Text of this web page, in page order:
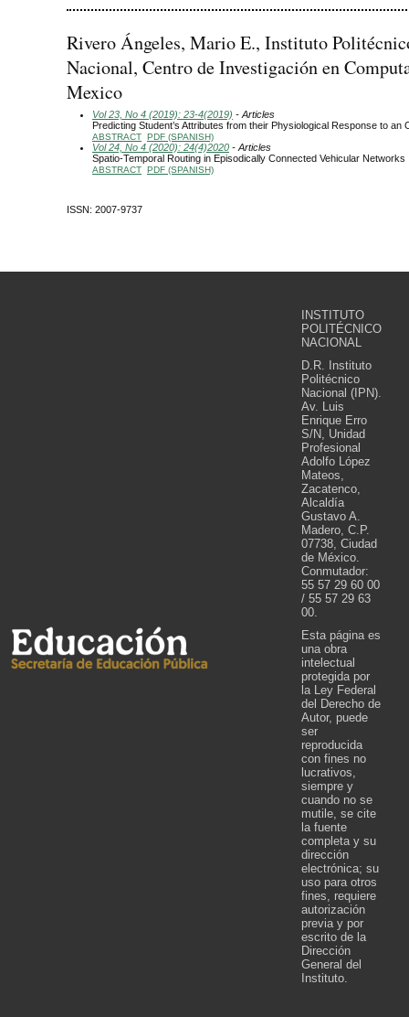
Rivero Ángeles, Mario E., Instituto
Nacional, Centro de Investigación en
Mexico
Vol 23, No 4 (2019): 23-4(2019) - Articles
Predicting Student’s Attributes from their Physiological Response to an
ABSTRACT PDF (SPANISH)
Vol 24, No 4 (2020): 24(4)2020 - Articles
Spatio-Temporal Routing in Episodically Connected Vehicular Networks
ABSTRACT PDF (SPANISH)
ISSN: 2007-9737
INSTITUTO
POLITÉCNICO
NACIONAL
D.R. Instituto
Politécnico
Nacional (IPN).
Av. Luis
Enrique Erro
S/N, Unidad
Profesional
Adolfo López
Mateos,
Zacatenco,
Alcaldía
Gustavo A.
Madero, C.P.
07738, Ciudad
de México.
Conmutador:
55 57 29 60 00
/ 55 57 29 63
00.
Esta página es
una obra
intelectual
protegida por
la Ley Federal
del Derecho de
Autor, puede
ser
reproducida
con fines no
lucrativos,
siempre y
cuando no se
mutile, se cite
la fuente
completa y su
dirección
electrónica; su
uso para otros
fines, requiere
autorización
previa y por
escrito de la
Dirección
General del
Instituto.